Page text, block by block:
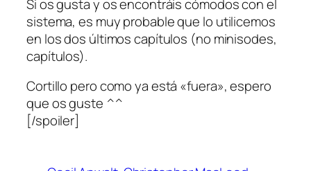
Si os gusta y os encontráis cómodos con el
sistema, es muy probable que lo utilicemos
en los dos últimos capítulos (no minisodes,
capítulos).
Cortillo pero como ya está «fuera», espero
que os guste ^^
[/spoiler]